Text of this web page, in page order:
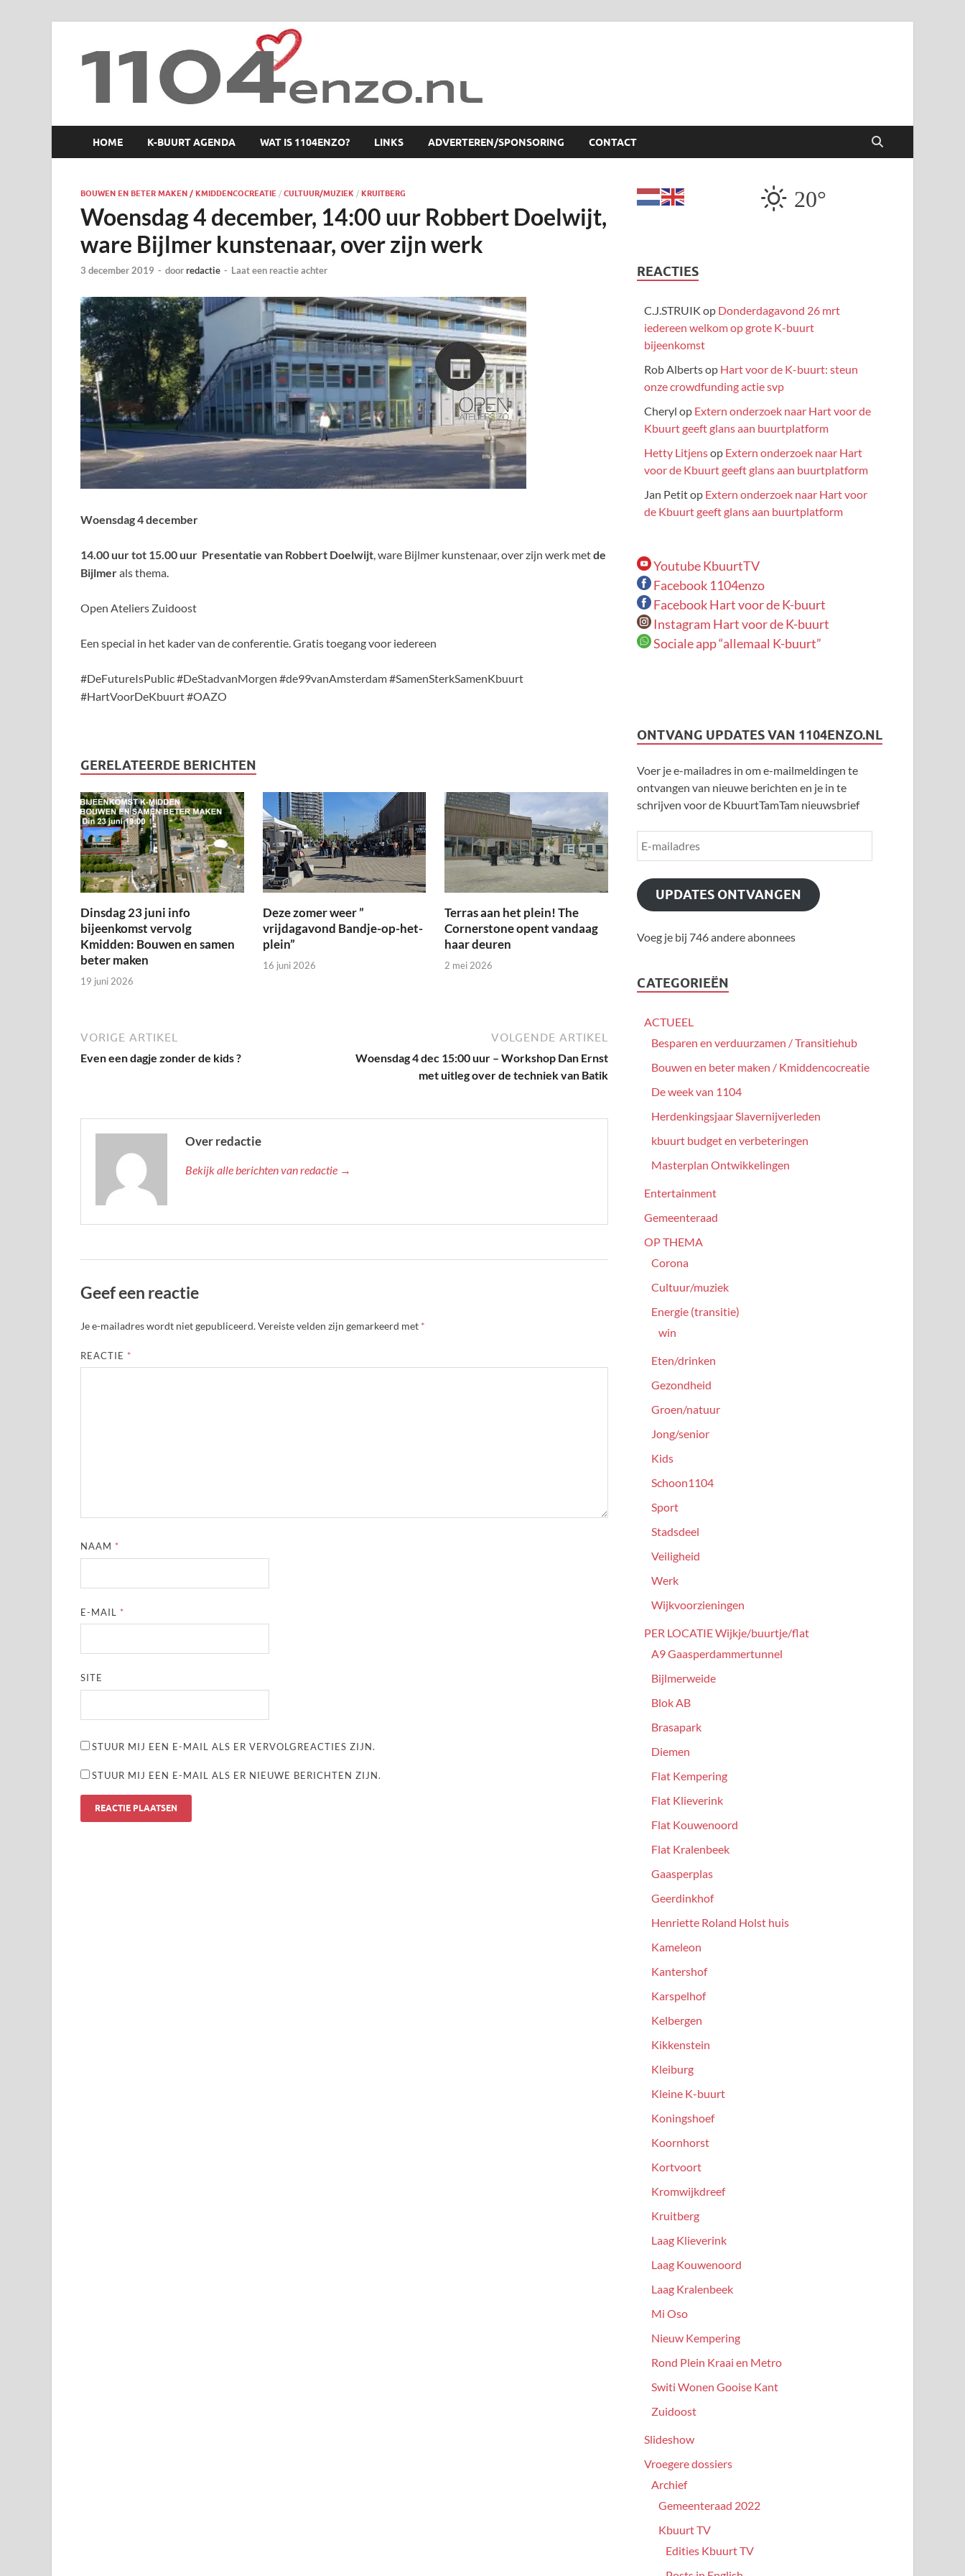
1104 en zo
HOME K-BUURT AGENDA WAT IS 1104ENZO? LINKS ADVERTEREN/SPONSORING CONTACT
BOUWEN EN BETER MAKEN / KMIDDENCOCREATIE / CULTUUR/MUZIEK / KRUITBERG
Woensdag 4 december, 14:00 uur Robbert Doelwijt,
ware Bijlmer kunstenaar, over zijn werk
3 december 2019 - doorredactie - Laat een reactie achter
Woensdag 4 december
14.00 uur tot 15.00 uur Presentatie van Robbert Doelwijt , ware Bijlmer kunstenaar, over zijn werk metde
Bijlmerals thema.
Open Ateliers Zuidoost
Een special in het kader van de conferentie. Gratis toegang voor iedereen
#DeFutureIsPublic #DeStadvanMorgen #de99vanAmsterdam #SamenSterkSamenKbuurt
#HartVoorDeKbuurt #OAZO
GERELATEERDE BERICHTEN
Dinsdag 23 juni info
bijeenkomst vervolg
Kmidden: Bouwen en samen
beter maken
19 juni 2026
Deze zomer weer ”
vrijdagavond Bandje-op-het-
plein”
16 juni 2026
Terras aan het plein! The
Cornerstone opent vandaag
haar deuren
2 mei 2026
VORIGE ARTIKEL
Even een dagje zonder de kids ?
VOLGENDE ARTIKEL
Woensdag 4 dec 15:00 uur – Workshop Dan Ernst
met uitleg over de techniek van Batik
Over redactie
Bekijk alle berichten van redactie →
Geef een reactie
Je e-mailadres wordt niet gepubliceerd.Vereiste velden zijn gemarkeerd met *
REACTIE *
NAAM *
E-MAIL *
SITE
STUUR MIJ EEN E-MAIL ALS ER VERVOLGREACTIES ZIJN.
STUUR MIJ EEN E-MAIL ALS ER NIEUWE BERICHTEN ZIJN.
20°
REACTIES
C.J.STRUIK op Donderdagavond 26 mrt
iedereen welkom op grote K-buurt
bijeenkomst
Rob Albertsop Hart voor de K-buurt: steun
onze crowdfunding actie svp
Cheryl op Extern onderzoek naar Hart voor de
Kbuurt geeft glans aan buurtplatform
Hetty Litjensop Extern onderzoek naar Hart
voor de Kbuurt geeft glans aan buurtplatform
Jan Petitop Extern onderzoek naar Hart voor
de Kbuurt geeft glans aan buurtplatform
Youtube KbuurtTV
Facebook 1104enzo
Facebook Hart voor de K-buurt
Instagram Hart voor de K-buurt
Sociale app “allemaal K-buurt”
ONTVANG UPDATES VAN 1104ENZO.NL
Voer je e-mailadres in om e-mailmeldingen te
ontvangen van nieuwe berichten en je in te
schrijven voor de KbuurtTamTam nieuwsbrief
UPDATES ONTVANGEN
Voeg je bij 746 andere abonnees
CATEGORIEËN
ACTUEEL
Besparen en verduurzamen / Transitiehub
Bouwen en beter maken / Kmiddencocreatie
De week van 1104
Herdenkingsjaar Slavernijverleden
kbuurt budget en verbeteringen
Masterplan Ontwikkelingen
Entertainment
Gemeenteraad
OP THEMA
Corona
Cultuur/muziek
Energie (transitie)
win
Eten/drinken
Gezondheid
Groen/natuur
Jong/senior
Kids
Schoon1104
Sport
Stadsdeel
Veiligheid
Werk
Wijkvoorzieningen
PER LOCATIE Wijkje/buurtje/flat
A9 Gaasperdammertunnel
Bijlmerweide
Blok AB
Brasapark
Diemen
Flat Kempering
Flat Klieverink
Flat Kouwenoord
Flat Kralenbeek
Gaasperplas
Geerdinkhof
Henriette Roland Holst huis
Kameleon
Kantershof
Karspelhof
Kelbergen
Kikkenstein
Kleiburg
Kleine K-buurt
Koningshoef
Koornhorst
Kortvoort
Kromwijkdreef
Kruitberg
Laag Klieverink
Laag Kouwenoord
Laag Kralenbeek
Mi Oso
Nieuw Kempering
Rond Plein Kraai en Metro
Switi Wonen Gooise Kant
Zuidoost
Slideshow
Vroegere dossiers
Archief
Gemeenteraad 2022
Kbuurt TV
Edities Kbuurt TV